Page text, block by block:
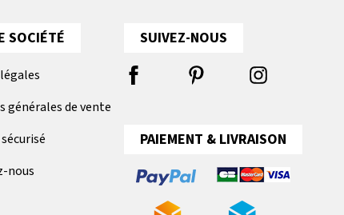
SOCIÉTÉ
générales de vente
nous
SUIVEZ-NOUS
PAIEMENT & LIVRAISON